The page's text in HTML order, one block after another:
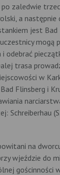
zaledwie
a następnie
jest Bad
mogą
odebrać
trasa
w
Flinsberg i
Schreiberhau
na
wjeździe do
gościnności